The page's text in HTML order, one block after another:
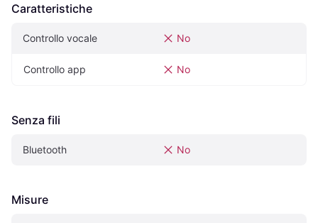
Caratteristiche
Controllo vocale No
Controllo app No
Senza fili
Bluetooth No
Misure